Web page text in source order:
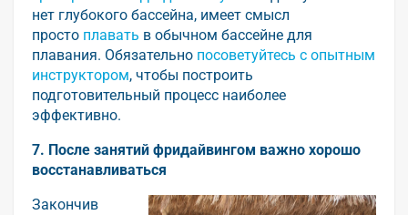
нет глубокого бассейна, имеет смысл
просто плавать в обычном бассейне для
плавания. Обязательно посоветуйтесь с опытным
инструктором, чтобы построить
подготовительный процесс наиболее
эффективно.
7. После занятий фридайвингом важно хорошо
восстанавливаться
Закончив